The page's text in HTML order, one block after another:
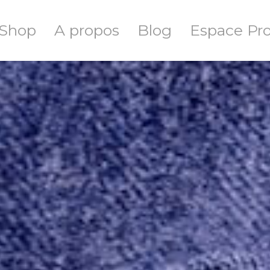
Shop A propos Blog Espace